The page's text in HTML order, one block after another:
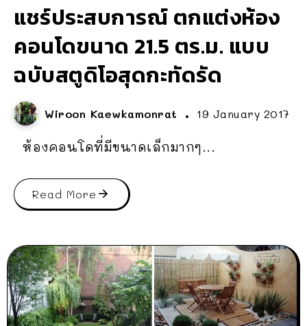
แชร์ประสบการณ์ ตกแต่งห้อง
คอนโดขนาด 21.5 ตร.ม. แบบ
ฉบับสตูดิโอสุดกะทัดรัด
Wiroon Kaewkamonrat 19 January 2017
ห้องคอนโดที่มีขนาดเล็กมากๆ...
Read More